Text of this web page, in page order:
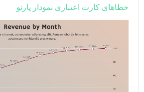
خطاهای کارت اعتباری نمودار پارتو